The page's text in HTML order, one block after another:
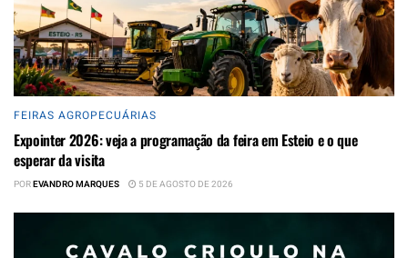
FEIRAS AGROPECUÁRIAS
Expointer 2026: veja a programação da feira em Esteio e o que
esperar da visita
POREVANDRO MARQUES 5 DE AGOSTO DE 2026